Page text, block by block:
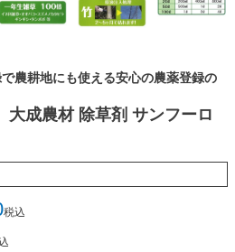
農耕地にも使える安心の農薬登録の
大成農材 除草剤 サンフーロ
税込